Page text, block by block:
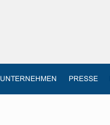
UNTERNEHMEN PRESSE